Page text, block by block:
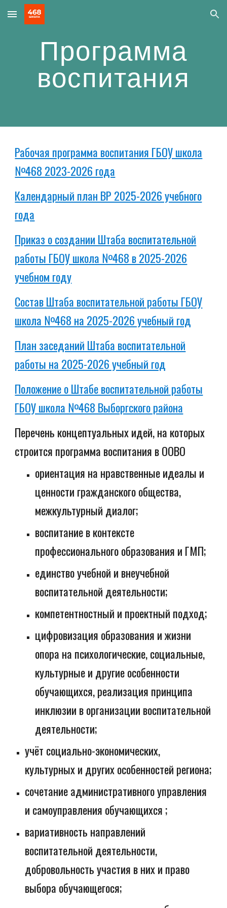
Skip to main content Skip to navigation
Программа
воспитания
Рабочая программа воспитания ГБОУ школа
№468 2023-2026 года
Календарный план ВР 2025-2026 учебного
года
Приказ о создании Штаба воспитательной
работы ГБОУ школа №468 в 2025-2026
учебном году
Состав Штаба воспитательной работы ГБОУ
школа №468 на 2025-2026 учебный год
План заседаний Штаба воспитательной
работы на 2025-2026 учебный год
Положение о Штабе воспитательной работы
ГБОУ школа №468 Выборгского района
Перечень концептуальных идей, на которых
строится программа воспитания в ООВО
ориентация на нравственные идеалы и
ценности гражданского общества,
межкультурный диалог;
воспитание в контексте
профессионального образования и ГМП;
единство учебной и внеучебной
воспитательной деятельности;
компетентностный и проектный подход;
цифровизация образования и жизни
опора на психологические, социальные,
культурные и другие особенности
обучающихся, реализация принципа
инклюзии в организации воспитательной
деятельности;
учёт социально-экономических,
культурных и других особенностей региона;
сочетание административного управления
и самоуправления обучающихся ;
вариативность направлений
воспитательной деятельности,
добровольность участия в них и право
выбора обучающегося;